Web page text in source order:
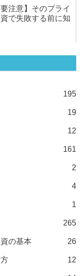
注意】そのプライ
で失敗する前に知
195
19
12
161
2
4
1
265
の基本 26
12